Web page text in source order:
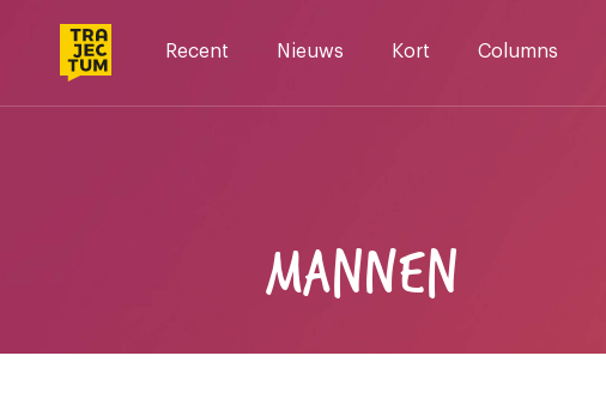
Recent Nieuws Kort Columns
MANNEN